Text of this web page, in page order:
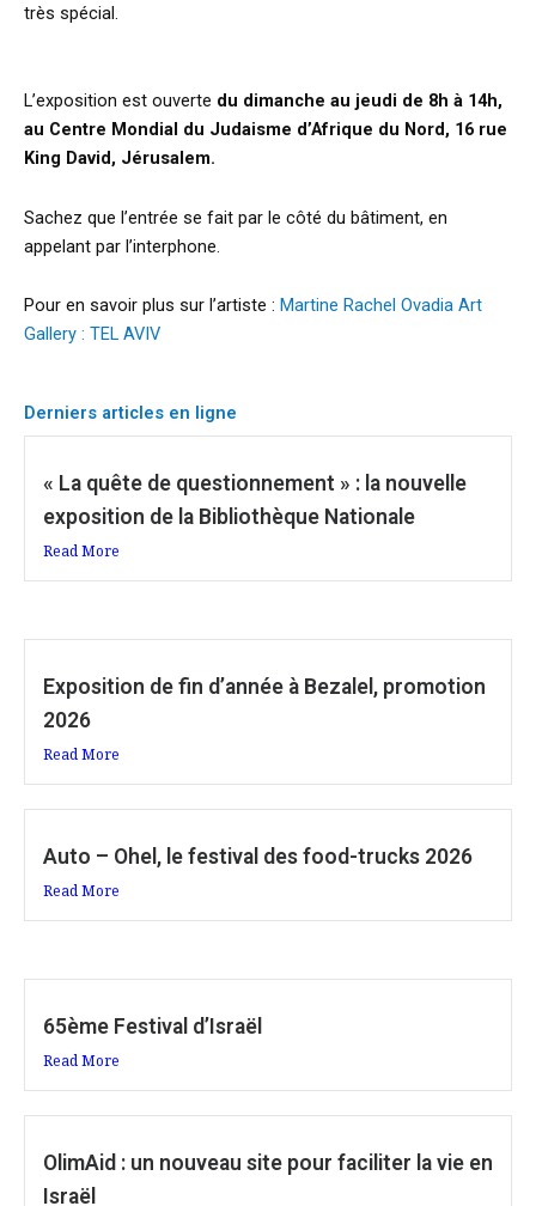
très spécial.
L’exposition est ouverte du dimanche au jeudi de 8h à 14h,
au Centre Mondial du Judaisme d’Afrique du Nord, 16 rue
King David, Jérusalem.
Sachez que l’entrée se fait par le côté du bâtiment, en
appelant par l’interphone.
Pour en savoir plus sur l’artiste : Martine Rachel Ovadia Art
Gallery : TEL AVIV
Derniers articles en ligne
« La quête de questionnement » : la nouvelle
exposition de la Bibliothèque Nationale
Read More
Exposition de fin d’année à Bezalel, promotion
2026
Read More
Auto – Ohel, le festival des food-trucks 2026
Read More
65ème Festival d’Israël
Read More
OlimAid : un nouveau site pour faciliter la vie en
Israël